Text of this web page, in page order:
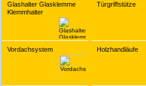
Glashalter Glasklemme
Klemmhalter
Türgriffstütze
Vordachsystem Holzhandläufe